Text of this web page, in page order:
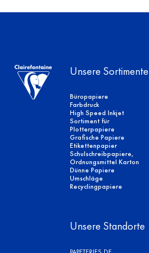
Unsere Sortimente
Büropapiere
Farbdruck
High Speed Inkjet
Sortiment für
Plotterpapiere
Grafische Papiere
Etikettenpapier
Schulschreibpapiere,
Ordnungsmittel Karton
Dünne Papiere
Umschläge
Recyclingpapiere
Unsere Standorte